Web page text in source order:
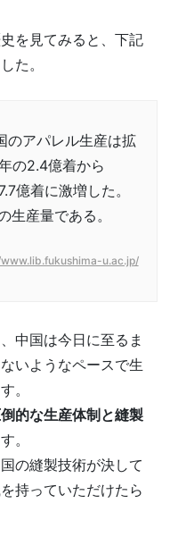
を見てみると、下記
た。
のアパレル生産は拡
の2.4億着から
億着に激増した。
生産量である。
u.ac.jp/
中国は今日に至るま
いようなペースで生
。
的な生産体制と縫製
。
の縫製技術が決して
持っていただけたら